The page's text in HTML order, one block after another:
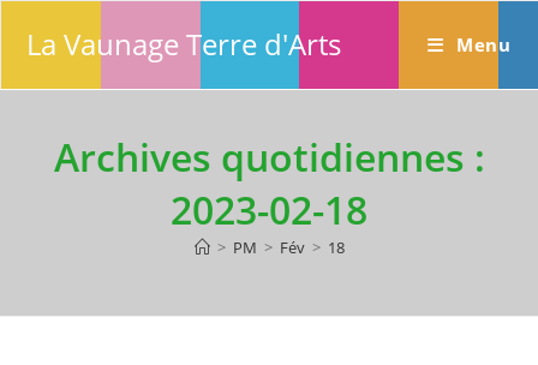
La Vaunage Terre d'Arts Menu
Archives quotidiennes :
2023-02-18
> PM > Fév > 18